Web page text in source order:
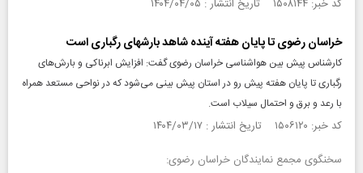
کد خبر: ۱۵۰۸۱۴۴ تاریخ انتشار : ۱۴۰۴/۰۴/۰۵
خراسان رضوی تا پایان هفته آینده شاهد بارشهای رگباری است
کارشناس پیش بین هواشناسی خراسان رضوی گفت: افزایش ابرناکی و بارش‌های
رگباری تا پایان هفته پیش رو در استان پیش بینی می‌شود که در نواحی مستعد همراه
با رعد و برق و احتمال سیلاب است.
کد خبر: ۱۵۰۶۱۲۰ تاریخ انتشار : ۱۴۰۴/۰۳/۱۷
سخنگوی مجمع نمایندگان خراسان رضوی: